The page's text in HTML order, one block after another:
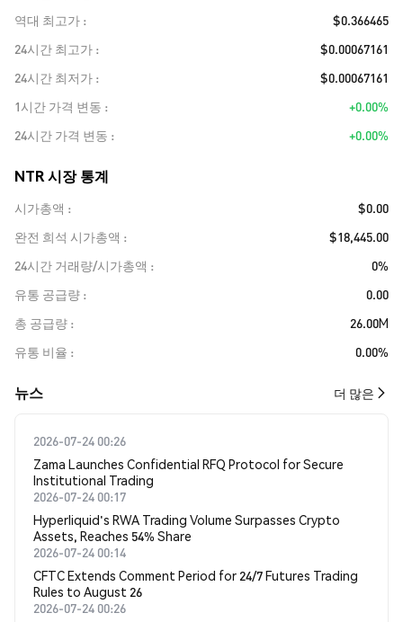
역대 최고가
$0.366465
24시간 최고가
$0.00067161
24시간 최저가
$0.00067161
1시간 가격 변동
+0.00%
24시간 가격 변동
+0.00%
NTR 시장 통계
시가총액
$0.00
완전 희석 시가총액
$18,445.00
24시간 거래량/시가총액
0%
유통 공급량
0.00
총 공급량
26.00M
유통 비율
0.00%
뉴스 더 많은
2026-07-24 00:26
Zama Launches Confidential RFQ Protocol for Secure
Institutional Trading
2026-07-24 00:17
Hyperliquid's RWA Trading Volume Surpasses Crypto
Assets, Reaches 54% Share
2026-07-24 00:14
CFTC Extends Comment Period for 24/7 Futures Trading
Rules to August 26
2026-07-24 00:26